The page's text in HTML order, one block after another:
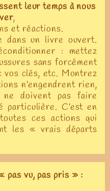
leur temps à nous
,
et réactions.
dans un livre ouvert.
: mettez
sans forcément
vos clés, etc. Montrez
n’engendrent rien,
doivent pas faire
particulière. C’est en
ces actions qui
les « vrais départs
pas vu, pas pris » :